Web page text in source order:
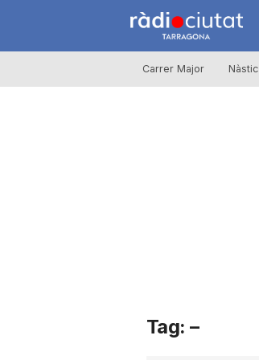
R
à
Carrer Major Nàstic
Tag: –